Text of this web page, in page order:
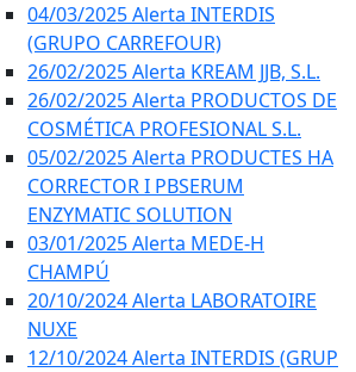
04/03/2025 Alerta INTERDIS
(GRUPO CARREFOUR)
26/02/2025 Alerta KREAM JJB, S.L.
26/02/2025 Alerta PRODUCTOS DE
COSMÉTICA PROFESIONAL S.L.
05/02/2025 Alerta PRODUCTES HA
CORRECTOR I PBSERUM
ENZYMATIC SOLUTION
03/01/2025 Alerta MEDE-H
CHAMPÚ
20/10/2024 Alerta LABORATOIRE
NUXE
12/10/2024 Alerta INTERDIS (GRUP